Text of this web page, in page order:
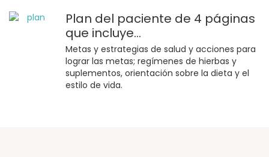
Plan del paciente de 4 páginas
que incluye...
Metas y estrategias de salud y acciones para
lograr las metas; regímenes de hierbas y
suplementos, orientación sobre la dieta y el
estilo de vida.